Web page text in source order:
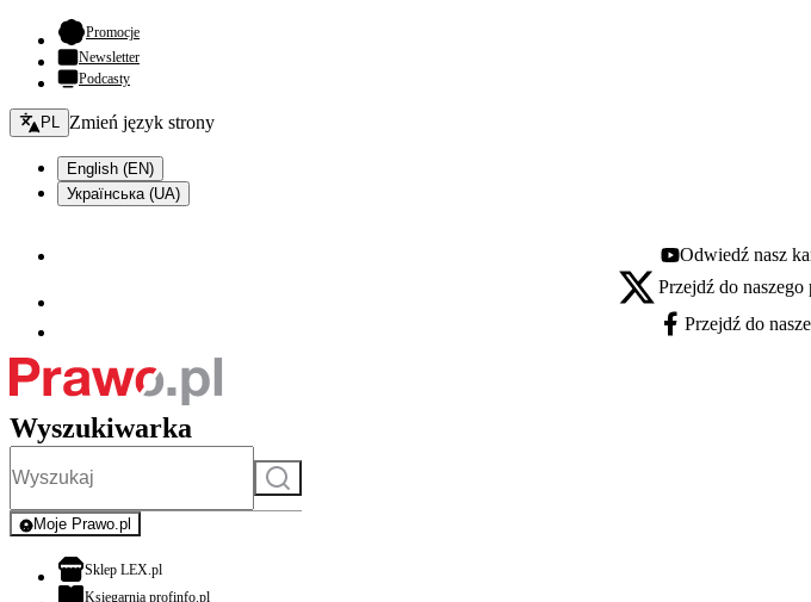
Promocje- otwiera się w nowej karcie
Newsletter
Podcasty
Zmień język - bieżący:
PL Zmień język strony
English (EN)
Українська (UA)
Youtube - otwiera się w
Odwiedź nasz
X - otwiera się w nowej karcie
Przejdź do
Facebook - otwiera się w
Przejdź do
Wyszukiwarka
Szukaj
Moje Prawo.pl
- rejestracja i logowanie do serwisu
Sklep LEX.plotwiera się w nowej karcie
Księgarnia profinfo.plotwiera się w nowej karcie